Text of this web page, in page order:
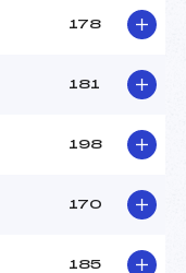
178
181
198
170
185